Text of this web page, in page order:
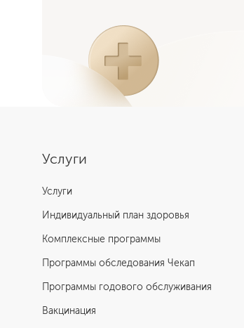
Отзыв Ирины о лечении
Услуги
Услуги
Индивидуальный план здоровья
Комплексные программы
Программы обследования Чекап
Программы годового обслуживания
Вакцинация